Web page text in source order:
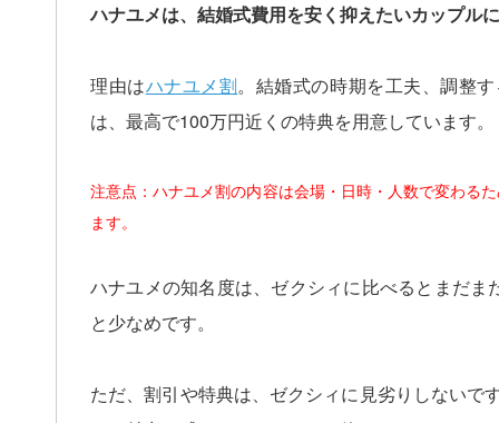
ハナユメは、結婚式費用を安く抑えたいカップル
理由はハナユメ割。結婚式の時期を工夫、調整
は、最高で100万円近くの特典を用意しています。
注意点：ハナユメ割の内容は会場・日時・人数で変わる
ます。
ハナユメの知名度は、ゼクシィに比べるとまだ
と少なめです。
ただ、割引や特典は、ゼクシィに見劣りしないで